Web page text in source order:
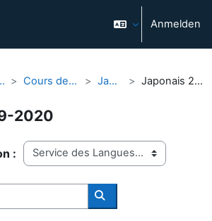
Anmelden
Cours de langues Japonais Japonais 2019-2020
2020
Kurse suchen